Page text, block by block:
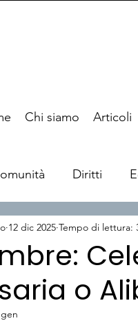
Chi siamo Articoli
Diritti
o
12 dic 2025 Tempo di lettura:
stelle su 5.